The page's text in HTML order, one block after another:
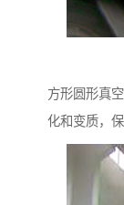
方形圆形真
化和变质，